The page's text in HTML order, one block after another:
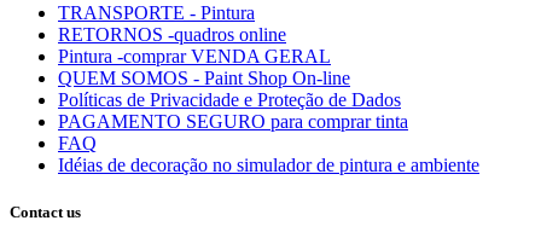
TRANSPORTE - Pintura
RETORNOS -quadros online
Pintura -comprar VENDA GERAL
QUEM SOMOS - Paint Shop On-line
Políticas de Privacidade e Proteção de Dados
PAGAMENTO SEGURO para comprar tinta
FAQ
Idéias de decoração no simulador de pintura e ambiente
Contact us